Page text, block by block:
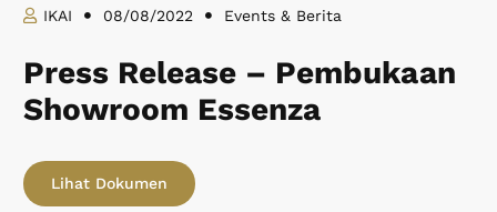
IKAI 08/08/2022 Events & Berita
Press Release – Pembukaan
Showroom Essenza
Lihat Dokumen